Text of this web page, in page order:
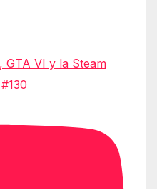
GTA VI y la Steam